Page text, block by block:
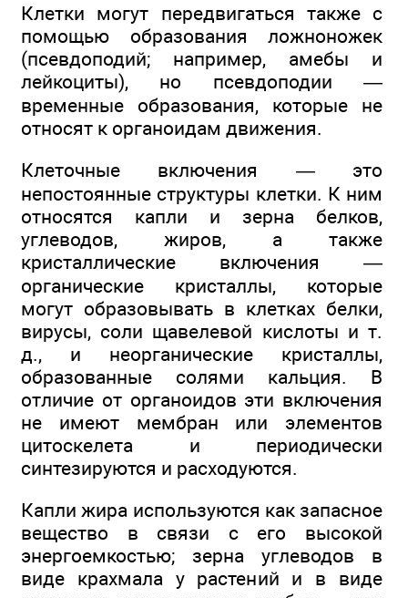
Клетки могут передвигаться также с
помощью образования ложноножек
(псевдоподий; например, амебы и
лейкоциты), но псевдоподии —
временные образования, которые не
относят к органоидам движения.
Клеточные включения — это
непостоянные структуры клетки. К ним
относятся капли и зерна белков,
углеводов, жиров, а также
кристаллические включения —
органические кристаллы, которые
могут образовывать в клетках белки,
вирусы, соли щавелевой кислоты и т.
д., и неорганические кристаллы,
образованные солями кальция. В
отличие от органоидов эти включения
не имеют мембран или элементов
цитоскелета и периодически
синтезируются и расходуются.
Капли жира используются как запасное
вещество в связи с его высокой
энергоемкостью; зерна углеводов в
виде крахмала у растений и в виде